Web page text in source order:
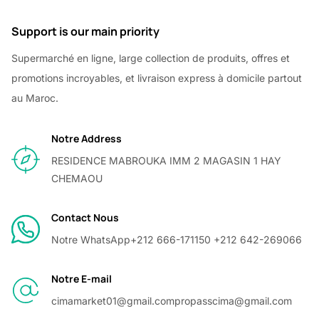
Support is our main priority
Supermarché en ligne, large collection de produits, offres et
promotions incroyables, et livraison express à domicile partout
au Maroc.
Notre Address
RESIDENCE MABROUKA IMM 2 MAGASIN 1 HAY
CHEMAOU
Contact Nous
Notre WhatsApp+212 666-171150 +212 642-269066
Notre E-mail
cimamarket01@gmail.compropasscima@gmail.com